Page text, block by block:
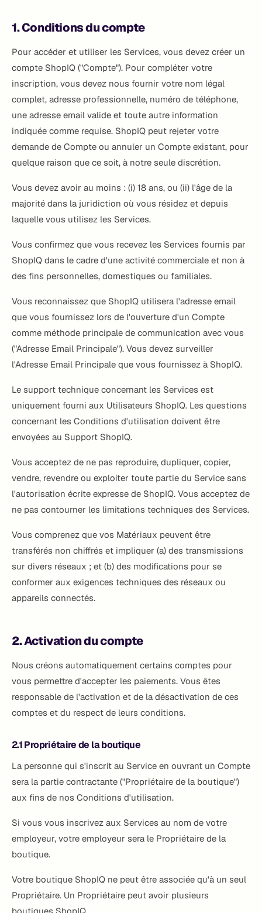
1. Conditions du compte
Pour accéder et utiliser les Services, vous devez créer un
compte ShopIQ ("Compte"). Pour compléter votre
inscription, vous devez nous fournir votre nom légal
complet, adresse professionnelle, numéro de téléphone,
une adresse email valide et toute autre information
indiquée comme requise. ShopIQ peut rejeter votre
demande de Compte ou annuler un Compte existant, pour
quelque raison que ce soit, à notre seule discrétion.
Vous devez avoir au moins : (i) 18 ans, ou (ii) l'âge de la
majorité dans la juridiction où vous résidez et depuis
laquelle vous utilisez les Services.
Vous confirmez que vous recevez les Services fournis par
ShopIQ dans le cadre d'une activité commerciale et non à
des fins personnelles, domestiques ou familiales.
Vous reconnaissez que ShopIQ utilisera l'adresse email
que vous fournissez lors de l'ouverture d'un Compte
comme méthode principale de communication avec vous
("Adresse Email Principale"). Vous devez surveiller
l'Adresse Email Principale que vous fournissez à ShopIQ.
Le support technique concernant les Services est
uniquement fourni aux Utilisateurs ShopIQ. Les questions
concernant les Conditions d'utilisation doivent être
envoyées au Support ShopIQ.
Vous acceptez de ne pas reproduire, dupliquer, copier,
vendre, revendre ou exploiter toute partie du Service sans
l'autorisation écrite expresse de ShopIQ. Vous acceptez de
ne pas contourner les limitations techniques des Services.
Vous comprenez que vos Matériaux peuvent être
transférés non chiffrés et impliquer (a) des transmissions
sur divers réseaux ; et (b) des modifications pour se
conformer aux exigences techniques des réseaux ou
appareils connectés.
2. Activation du compte
Nous créons automatiquement certains comptes pour
vous permettre d'accepter les paiements. Vous êtes
responsable de l'activation et de la désactivation de ces
comptes et du respect de leurs conditions.
2.1 Propriétaire de la boutique
La personne qui s'inscrit au Service en ouvrant un Compte
sera la partie contractante ("Propriétaire de la boutique")
aux fins de nos Conditions d'utilisation.
Si vous vous inscrivez aux Services au nom de votre
employeur, votre employeur sera le Propriétaire de la
boutique.
Votre boutique ShopIQ ne peut être associée qu'à un seul
Propriétaire. Un Propriétaire peut avoir plusieurs